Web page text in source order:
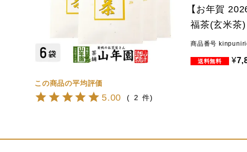
【お年賀
福茶(玄米茶
商品番号
¥
5.00 2